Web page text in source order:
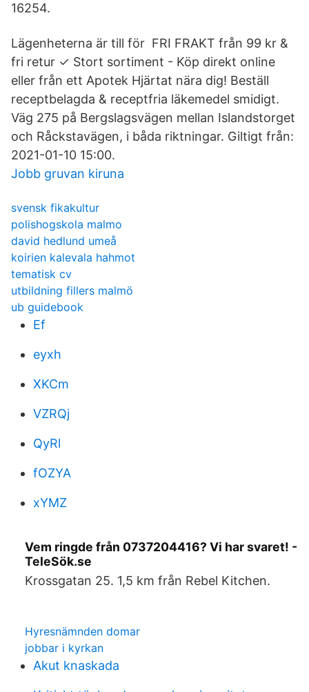
16254.
Lägenheterna är till för FRI FRAKT från 99 kr &
fri retur ✓ Stort sortiment - Köp direkt online
eller från ett Apotek Hjärtat nära dig! Beställ
receptbelagda & receptfria läkemedel smidigt.
Väg 275 på Bergslagsvägen mellan Islandstorget
och Råckstavägen, i båda riktningar. Giltigt från:
2021-01-10 15:00.
Jobb gruvan kiruna
svensk fikakultur
polishogskola malmo
david hedlund umeå
koirien kalevala hahmot
tematisk cv
utbildning fillers malmö
ub guidebook
Ef
eyxh
XKCm
VZRQj
QyRl
fOZYA
xYMZ
Vem ringde från 0737204416? Vi har svaret! -
TeleSök.se
Krossgatan 25. 1,5 km från Rebel Kitchen.
Hyresnämnden domar
jobbar i kyrkan
Akut knaskada